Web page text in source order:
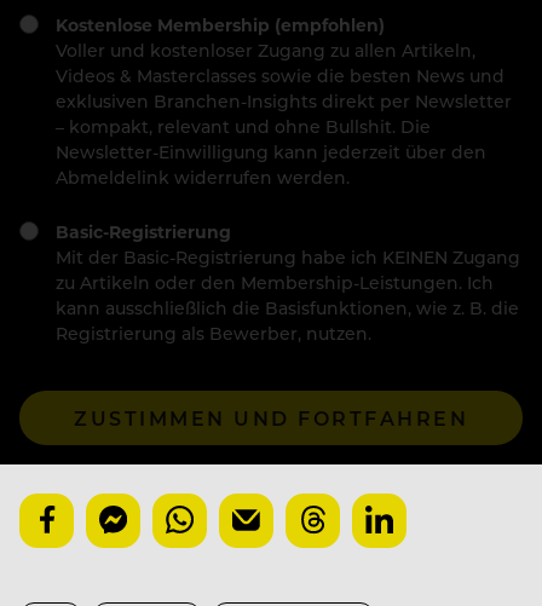
Kostenlose Membership (empfohlen)
Voller und kostenloser Zugang zu allen Artikeln,
Videos & Masterclasses sowie die besten News und
exklusiven Branchen-Insights direkt per Newsletter
– kompakt, relevant und ohne Bullshit. Die
Newsletter-Einwilligung kann jederzeit über den
Abmeldelink widerrufen werden.
Basic-Registrierung
Mit der Basic-Registrierung habe ich KEINEN Zugang
zu Artikeln oder den Membership-Leistungen. Ich
kann ausschließlich die Basisfunktionen, wie z. B. die
Registrierung als Bewerber, nutzen.
ZUSTIMMEN UND FORTFAHREN